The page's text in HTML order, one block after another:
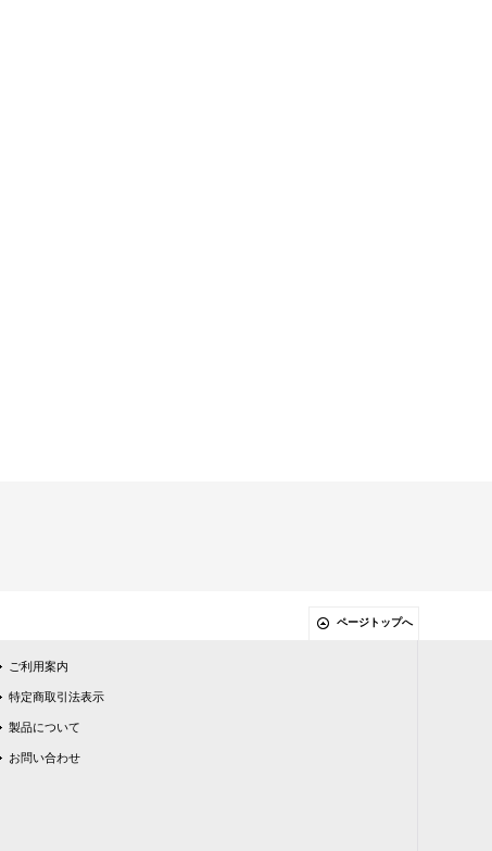
ページトップへ
ご利用案内
特定商取引法表示
製品について
お問い合わせ